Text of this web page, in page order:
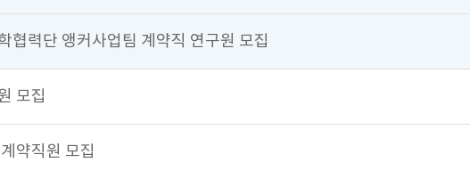
협력단 앵커사업팀 계약직 연구원 모집
모집
약직원 모집